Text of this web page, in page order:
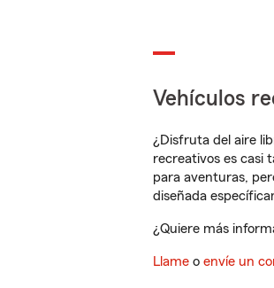
Vehículos
¿Disfruta del aire
recreativos es casi
para aventuras,
diseñada
¿Quiere más
Llame o envíe un